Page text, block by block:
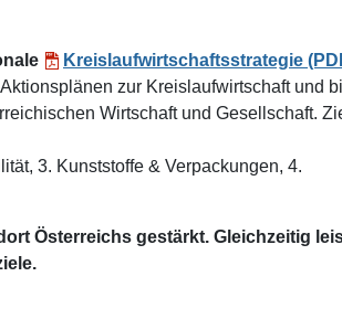
Kreislaufwirtschaftsstrategie
zur Kreislaufwirtschaft und
Wirtschaft und Gesellschaft.
3. Kunststoffe & Verpackungen, 4.
Österreichs gestärkt. Gleichzeitig